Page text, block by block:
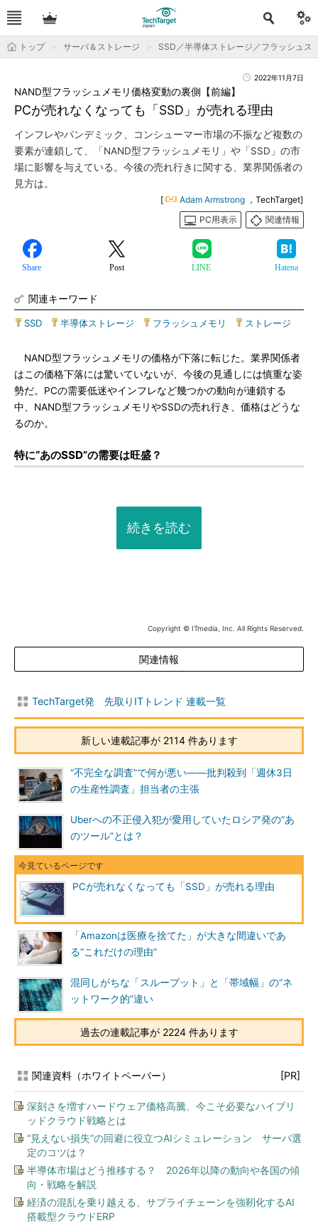
トップ サーバ＆ストレージ SSD／半導体ストレージ／フラッシュス
2022年11月7日
PCが売れなくなっても「SSD」が売れる理由
NAND型フラッシュメモリ価格変動の裏側【前編】
インフレやパンデミック、コンシューマー市場の不振など複数の
要素が連鎖して、「NAND型フラッシュメモリ」や「SSD」の市
場に影響を与えている。今後の売れ行きに関する、業界関係者の
見方は。
[ Adam Armstrong ，TechTarget]
PC用表示
関連情報
Share Post LINE Hatena
関連キーワード
SSD 半導体ストレージ フラッシュメモリ ストレージ
NAND型フラッシュメモリの価格が下落に転じた。業界関係者
はこの価格下落には驚いていないが、今後の見通しには慎重な姿
勢だ。PCの需要低迷やインフレなど幾つかの動向が連鎖する
中、NAND型フラッシュメモリやSSDの売れ行き、価格はどうな
るのか。
特に“あのSSD”の需要は旺盛？
続きを読む
Copyright © ITmedia, Inc. All Rights Reserved.
関連情報
TechTarget発 先取りITトレンド 連載一覧
新しい連載記事が 2114 件あります
“不完全な調査”で何が悪い――批判殺到「週休3日
の生産性調査」担当者の主張
Uberへの不正侵入犯が愛用していたロシア発の“あ
のツール”とは？
PCが売れなくなっても「SSD」が売れる理由
「Amazonは医療を捨てた」が大きな間違いであ
る“これだけの理由”
混同しがちな「スループット」と「帯域幅」の“ネ
ットワーク的”違い
過去の連載記事が 2224 件あります
関連資料（ホワイトペーパー） [PR]
深刻さを増すハードウェア価格高騰、今こそ必要なハイブリ
ッドクラウド戦略とは
“見えない損失”の回避に役立つAIシミュレーション サーバ選
定のコツは？
半導体市場はどう推移する？ 2026年以降の動向や各国の傾
向・戦略を解説
経済の混乱を乗り越える、サプライチェーンを強靭化するAI
搭載型クラウドERP